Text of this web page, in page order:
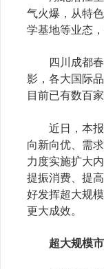
气火爆，从特
学基地等业态
四川成都春
影，各大国际
目前已有数百
近日，本报
向新向优、需
力度实施扩大
提振消费、提
好发挥超大规
更大成效。
超大规模